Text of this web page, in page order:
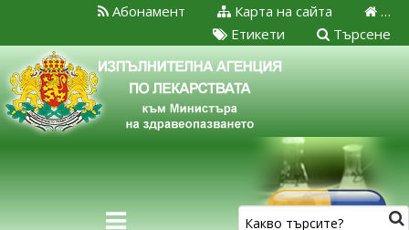
…
Карта на сайта
Абонамент
Търсене
Етикети